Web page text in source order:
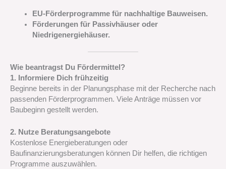
EU-Förderprogramme für nachhaltige Bauweisen.
Förderungen für Passivhäuser oder
Niedrigenergiehäuser.
Wie beantragst Du Fördermittel?
1. Informiere Dich frühzeitig
Beginne bereits in der Planungsphase mit der Recherche nach
passenden Förderprogrammen. Viele Anträge müssen vor
Baubeginn gestellt werden.
2. Nutze Beratungsangebote
Kostenlose Energieberatungen oder
Baufinanzierungsberatungen können Dir helfen, die richtigen
Programme auszuwählen.